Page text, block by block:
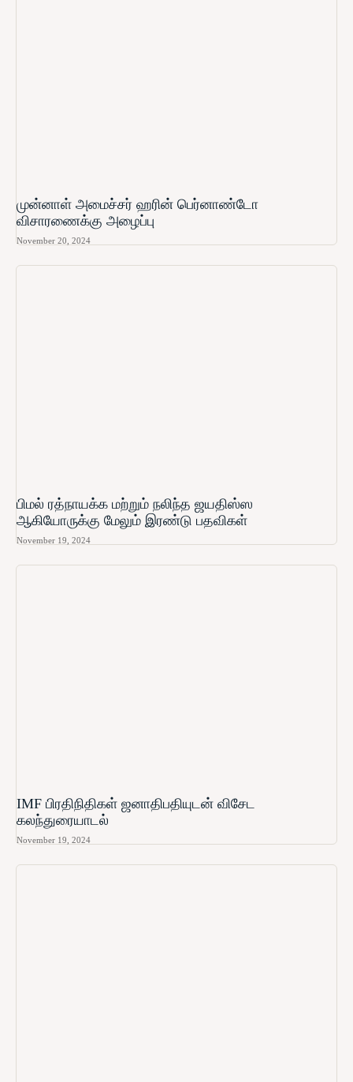
முன்னாள் அமைச்சர் ஹரின் பெர்னாண்டோ​
விசாரணைக்கு அழைப்பு
November 20, 2024
பிமல் ரத்நாயக்க மற்றும் நலிந்த ஜயதிஸ்ஸ
ஆகியோருக்கு மேலும் இரண்டு பதவிகள்
November 19, 2024
IMF பிரதிநிதிகள் ஜனாதிபதியுடன் விசேட
கலந்துரையாடல்
November 19, 2024